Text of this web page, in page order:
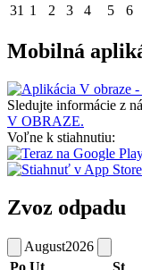
31 1 2 3 4 5 6
Mobilná
Sledujte informácie z
V OBRAZE.
Voľne k stiahnutiu:
Zvoz odpadu
August2026
Po Ut St